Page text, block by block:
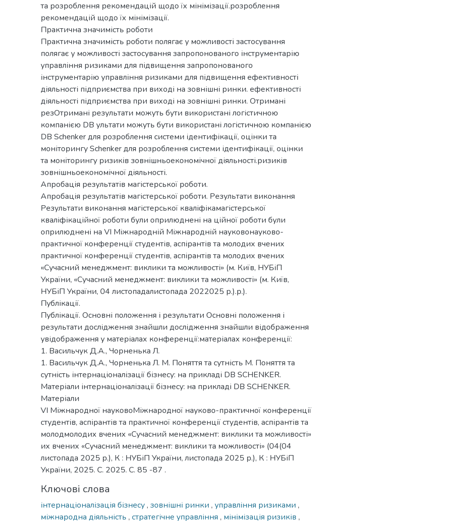
та розроблення рекомендацій щодо їх мінімізації.розроблення
рекомендацій щодо їх мінімізації.
Практична значимість роботи
Практична значимість роботи полягає у можливості застосування
полягає у можливості застосування запропонованого інструментарію
управління ризиками для підвищення запропонованого
інструментарію управління ризиками для підвищення ефективності
діяльності підприємства при виході на зовнішні ринки. ефективності
діяльності підприємства при виході на зовнішні ринки. Отримані
резОтримані результати можуть бути використані логістичною
компанією DB ультати можуть бути використані логістичною компанією
DB Schenker для розроблення системи ідентифікації, оцінки та
моніторингу Schenker для розроблення системи ідентифікації, оцінки
та моніторингу ризиків зовнішньоекономічної діяльності.ризиків
зовнішньоекономічної діяльності.
Апробація результатів магістерської роботи.
Апробація результатів магістерської роботи. Результати виконання
Результати виконання магістерської кваліфікамагістерської
кваліфікаційної роботи були оприлюднені на ційної роботи були
оприлюднені на VІ Міжнародній Міжнародній науковонауково-
практичної конференції студентів, аспірантів та молодих вчених
практичної конференції студентів, аспірантів та молодих вчених
«Сучасний менеджмент: виклики та можливості» (м. Київ, НУБіП
України, «Сучасний менеджмент: виклики та можливості» (м. Київ,
НУБіП України, 04 листопадалистопада 2022025 р.).р.).
Публікації.
Публікації. Основні положення і результати Основні положення і
результати дослідження знайшли дослідження знайшли відображення
увідображення у матеріалах конференції:матеріалах конференції:
1. Васильчук Д.А., Чорненька Л.
1. Васильчук Д.А., Чорненька Л. М. Поняття та сутність М. Поняття та
сутність інтернаціоналізації бізнесу: на прикладі DB SCHENKER.
Матеріали інтернаціоналізації бізнесу: на прикладі DB SCHENKER.
Матеріали
VІ Міжнародної науковоМіжнародної науково-практичної конференції
студентів, аспірантів та практичної конференції студентів, аспірантів та
молодмолодих вчених «Сучасний менеджмент: виклики та можливості»
их вчених «Сучасний менеджмент: виклики та можливості» (04(04
листопада 2025 р.), К : НУБіП України, листопада 2025 р.), К : НУБіП
України, 2025. С. 2025. С. 85 -87 .
Ключові слова
інтернаціоналізація бізнесу, зовнішні ринки , управління ризиками ,
міжнародна діяльність , стратегічне управління , мінімізація ризиків ,